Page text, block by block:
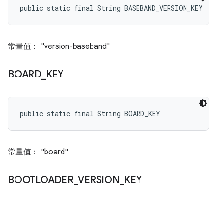
public static final String BASEBAND_VERSION_KEY
常量值： "version-baseband"
BOARD_ KEY
public static final String BOARD_KEY
常量值： "board"
BOOTLOADER_VERSION KEY